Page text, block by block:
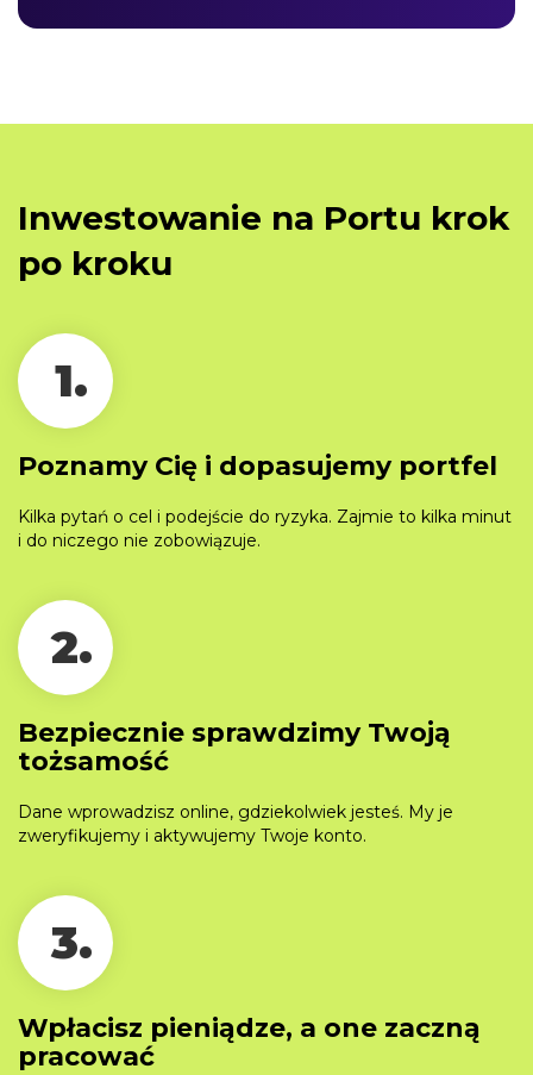
Inwestowanie na Portu krok
po kroku
1.
Poznamy Cię i dopasujemy portfel
Kilka pytań o cel i podejście do ryzyka. Zajmie to kilka minut
i do niczego nie zobowiązuje.
2.
Bezpiecznie sprawdzimy Twoją
tożsamość
Dane wprowadzisz online, gdziekolwiek jesteś. My je
zweryfikujemy i aktywujemy Twoje konto.
3.
Wpłacisz pieniądze, a one zaczną
pracować